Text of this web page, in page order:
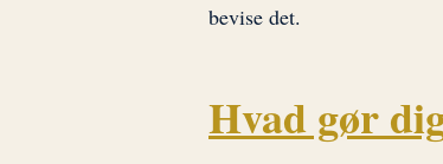
bevise det.
Hvad gør